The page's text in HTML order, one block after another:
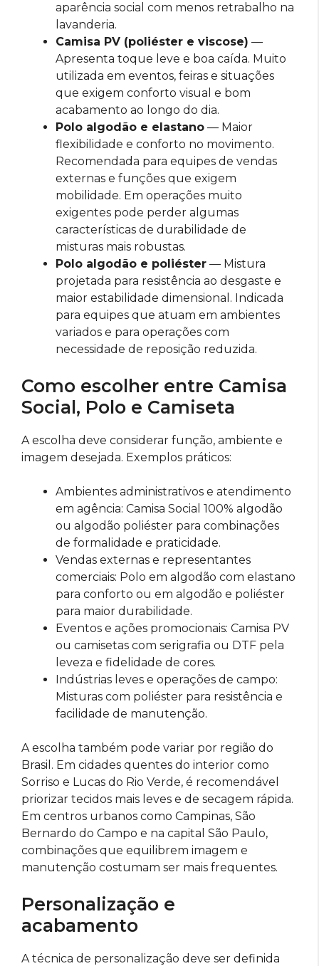
aparência social com menos retrabalho na
lavanderia.
Camisa PV (poliéster e viscose) —
Apresenta toque leve e boa caída. Muito
utilizada em eventos, feiras e situações
que exigem conforto visual e bom
acabamento ao longo do dia.
Polo algodão e elastano — Maior
flexibilidade e conforto no movimento.
Recomendada para equipes de vendas
externas e funções que exigem
mobilidade. Em operações muito
exigentes pode perder algumas
características de durabilidade de
misturas mais robustas.
Polo algodão e poliéster — Mistura
projetada para resistência ao desgaste e
maior estabilidade dimensional. Indicada
para equipes que atuam em ambientes
variados e para operações com
necessidade de reposição reduzida.
Como escolher entre Camisa
Social, Polo e Camiseta
A escolha deve considerar função, ambiente e
imagem desejada. Exemplos práticos:
Ambientes administrativos e atendimento
em agência: Camisa Social 100% algodão
ou algodão poliéster para combinações
de formalidade e praticidade.
Vendas externas e representantes
comerciais: Polo em algodão com elastano
para conforto ou em algodão e poliéster
para maior durabilidade.
Eventos e ações promocionais: Camisa PV
ou camisetas com serigrafia ou DTF pela
leveza e fidelidade de cores.
Indústrias leves e operações de campo:
Misturas com poliéster para resistência e
facilidade de manutenção.
A escolha também pode variar por região do
Brasil. Em cidades quentes do interior como
Sorriso e Lucas do Rio Verde, é recomendável
priorizar tecidos mais leves e de secagem rápida.
Em centros urbanos como Campinas, São
Bernardo do Campo e na capital São Paulo,
combinações que equilibrem imagem e
manutenção costumam ser mais frequentes.
Personalização e
acabamento
A técnica de personalização deve ser definida